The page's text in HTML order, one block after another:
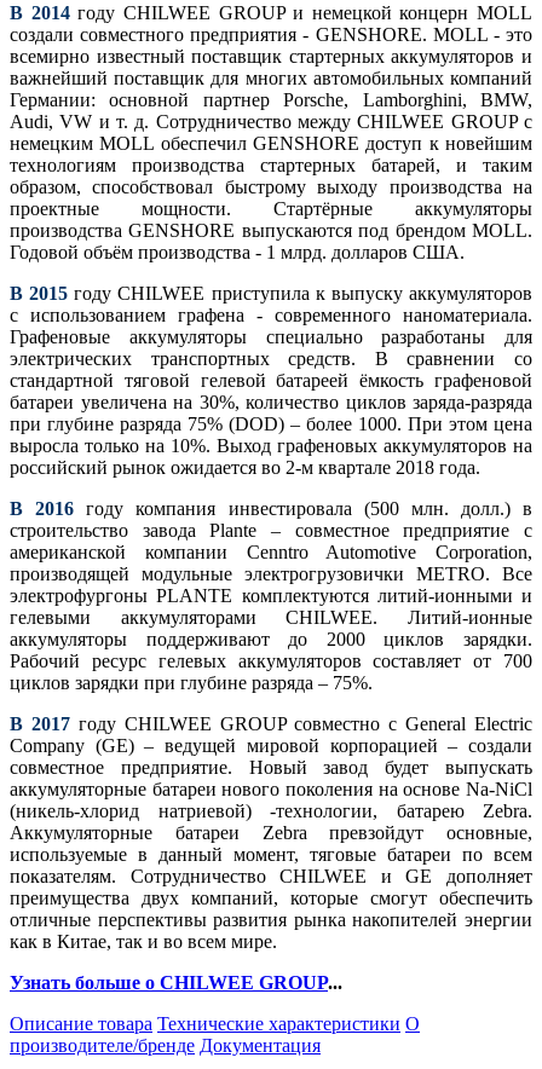
В 2014 году CHILWEE GROUP и немецкой концерн MOLL
создали совместного предприятия - GENSHORE. MOLL - это
всемирно известный поставщик стартерных аккумуляторов и
важнейший поставщик для многих автомобильных компаний
Германии: основной партнер Porsche, Lamborghini, BMW,
Audi, VW и т. д. Сотрудничество между CHILWEE GROUP с
немецким MOLL обеспечил GENSHORE доступ к новейшим
технологиям производства стартерных батарей, и таким
образом, способствовал быстрому выходу производства на
проектные мощности. Стартёрные аккумуляторы
производства GENSHORE выпускаются под брендом MOLL.
Годовой объём производства - 1 млрд. долларов США.
В 2015 году CHILWEE приступила к выпуску аккумуляторов
с использованием графена - современного наноматериала.
Графеновые аккумуляторы специально разработаны для
электрических транспортных средств. В сравнении со
стандартной тяговой гелевой батареей ёмкость графеновой
батареи увеличена на 30%, количество циклов заряда-разряда
при глубине разряда 75% (DOD) – более 1000. При этом цeна
выросла только на 10%. Выход графеновых аккумуляторов на
российский рынок ожидается во 2-м квартале 2018 года.
В 2016году компания инвестировала (500 млн. долл.) в
строительство завода Plante – совместное предприятие с
американской компании Cenntro Automotive Corporation,
производящей модульные электрогрузовички METRO. Все
электрофургоны PLANTE комплектуются литий-ионными и
гелевыми аккумуляторами CHILWEE. Литий-ионные
аккумуляторы поддерживают до 2000 циклов зарядки.
Рабочий ресурс гелевых аккумуляторов составляет от 700
циклов зарядки при глубине разряда – 75%.
В 2017 году CHILWEE GROUP совместно с General Electric
Company (GE) – ведущей мировой корпорацией – создали
совместное предприятие. Новый завод будет выпускать
аккумуляторные батареи нового поколения на основе Na-NiCl
(никель-хлорид натриевой) -технологии, батарею Zebra.
Аккумуляторные батареи Zebra превзойдут основные,
используемые в данный момент, тяговые батареи по всем
показателям. Сотрудничество CHILWEE и GE дополняет
преимущества двух компаний, которые смогут обеспечить
отличные перспективы развития рынка накопителей энергии
как в Китае, так и во всем мире.
Узнать больше о CHILWEE GROUP...
Описание товара Технические характеристики О
производителе/бренде Документация